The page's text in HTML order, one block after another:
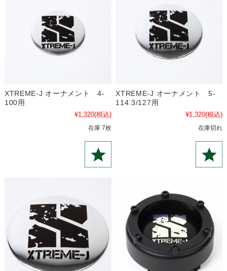
XTREME-J オーナメント 4-
100用
¥1,320(税込)
在庫 7枚
XTREME-J オーナメント 5-
114.3/127用
¥1,320(税込)
在庫切れ